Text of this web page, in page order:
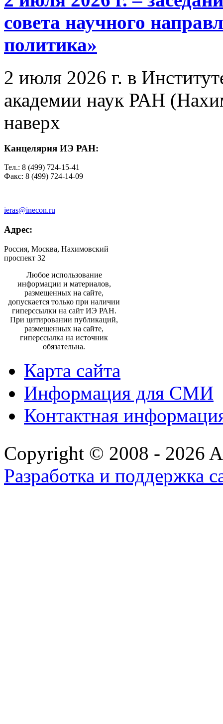
совета научного
политика»
2 июля 2026 г. в
академии наук РАН
наверх
Канцелярия ИЭ РАН:
Тел.: 8 (499) 724-15-41
Факс: 8 (499) 724-14-09
ieras@inecon.ru
Адрес:
Россия, Москва, Нахимовский
проспект 32
Любое использование
информации и материалов,
размещенных на сайте,
допускается только при наличии
гиперссылки на сайт ИЭ РАН.
При цитировании публикаций,
размещенных на сайте,
гиперссылка на источник
обязательна.
Карта сайта
Информация для СМИ
Контактная
Copyright © 2008 - 2026
Разработка и поддержка